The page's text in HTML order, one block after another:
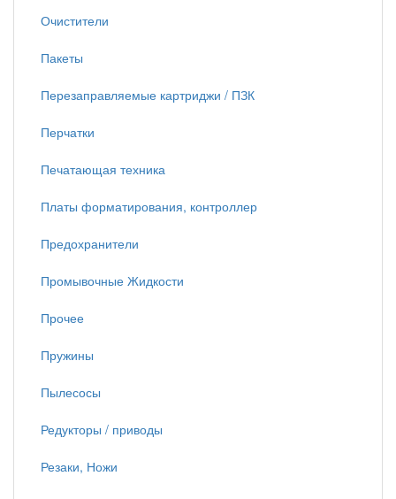
Очистители
Пакеты
Перезаправляемые картриджи / ПЗК
Перчатки
Печатающая техника
Платы форматирования, контроллер
Предохранители
Промывочные Жидкости
Прочее
Пружины
Пылесосы
Редукторы / приводы
Резаки, Ножи